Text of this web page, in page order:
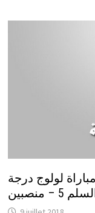
لولوج درجة